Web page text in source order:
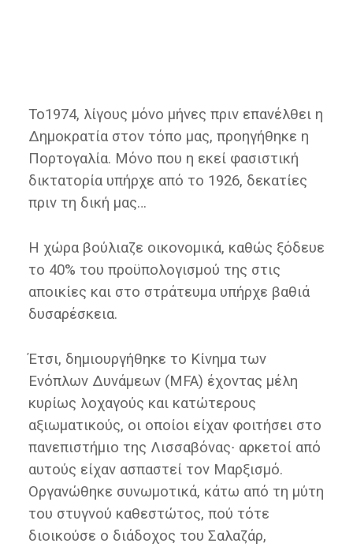
Το1974, λίγους μόνο μήνες πριν επανέλθει η
Δημοκρατία στον τόπο μας, προηγήθηκε η
Πορτογαλία. Μόνο που η εκεί φασιστική
δικτατορία υπήρχε από το 1926, δεκατίες
πριν τη δική μας…
Η χώρα βούλιαζε οικονομικά, καθώς ξόδευε
το 40% του προϋπολογισμού της στις
αποικίες και στο στράτευμα υπήρχε βαθιά
δυσαρέσκεια.
Έτσι, δημιουργήθηκε το Κίνημα των
Ενόπλων Δυνάμεων (MFA) έχοντας μέλη
κυρίως λοχαγούς και κατώτερους
αξιωματικούς, οι οποίοι είχαν φοιτήσει στο
πανεπιστήμιο της Λισσαβόνας∙ αρκετοί από
αυτούς είχαν ασπαστεί τον Μαρξισμό.
Οργανώθηκε συνωμοτικά, κάτω από τη μύτη
του στυγνού καθεστώτος, πού τότε
διοικούσε ο διάδοχος του Σαλαζάρ,